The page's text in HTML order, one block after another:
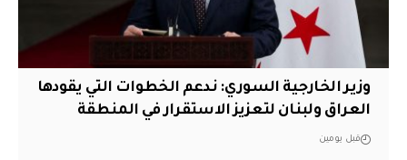
وزير الخارجية السوري: ندعم الخطوات التي يقودها
العراق ولبنان لتعزيز الاستقرار في المنطقة
قبل يومين